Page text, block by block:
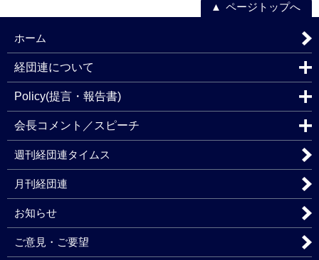
ページトップへ
ホーム
経団連について
Policy(提言・報告書)
会長コメント／スピーチ
週刊経団連タイムス
月刊経団連
お知らせ
ご意見・ご要望